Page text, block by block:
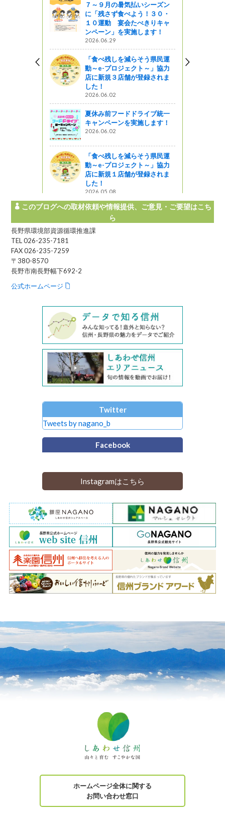
７～９月の暑気払いシーズン
に「残さず食べよう！３０・
１０運動 宴会たべきりキャ
ンペーン」を実施します！
2026.06.29
「食べ残しを減らそう県民運
動～e-プロジェクト～」協力
店に新規３店舗が登録されま
した！
2026.06.02
夏休み前フードドライブ統一
キャンペーンを実施します！
2026.06.02
「食べ残しを減らそう県民運
動～e-プロジェクト～」協力
店に新規１店舗が登録されま
した！
2026.05.08
このブログへの取材依頼や情報提供、ご意見・ご要望はこち
ら
長野県環境部資源循環推進課
TEL 026-235-7181
FAX 026-235-7259
〒380-8570
長野市南長野幅下692-2
公式ホームページ
Twitter
Tweets by nagano_b
Facebook
Instagramはこちら
ホームページ全体に関する
お問い合わせ窓口